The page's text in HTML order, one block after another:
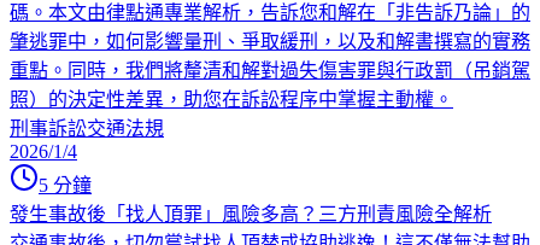
碼。本文由律點通專業解析，告訴您和解在「非告訴乃論」的
肇逃罪中，如何影響量刑、爭取緩刑，以及和解書撰寫的實務
重點。同時，我們將釐清和解對過失傷害罪與行政罰（吊銷駕
照）的決定性差異，助您在訴訟程序中掌握主動權。
刑事訴訟交通法規
2026/1/4
5 分鐘
發生事故後「找人頂罪」風險多高？三方刑責風險全解析